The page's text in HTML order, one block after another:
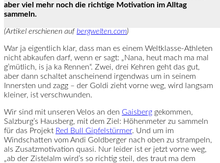
aber viel mehr noch die richtige Motivation im Alltag
sammeln.
(Artikel erschienen aufbergwelten.com)
War ja eigentlich klar, dass man es einem Weltklasse-Athleten
nicht abkaufen darf, wenn er sagt: „Nana, heut mach ma mal
g’mütlich, is ja ka Rennen“. Zwei, drei Kehren geht das gut,
aber dann schaltet anscheinend irgendwas um in seinem
Innersten und zagg – der Goldi zieht vorne weg, wird langsam
kleiner, ist verschwunden.
Wir sind mit unseren Velos an den Gaisberg gekommen,
Salzburg’s Hausberg, mit dem Ziel: Höhenmeter zu sammeln
für das Projekt Red Bull Gipfelstürmer. Und um im
Windschatten vom Andi Goldberger nach oben zu strampeln,
als Zusatzmotivation quasi. Nur leider ist er jetzt vorne weg,
„ab der Zistelalm wird’s so richtig steil, des traut ma dem